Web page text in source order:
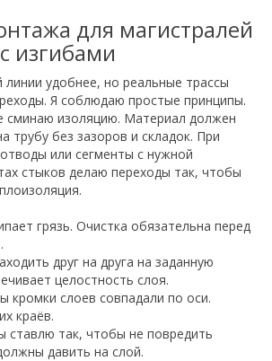
для магистралей
изгибами
удобнее, но реальные трассы
Я соблюдаю простые принципы.
сминаю изоляцию. Материал должен
трубу без зазоров и складок. При
или сегменты с нужной
стыков делаю переходы так, чтобы
грязь. Очистка обязательна перед
друг на друга на заданную
целостность слоя.
кромки слоев совпадали по оси.
краёв.
ставлю так, чтобы не повредить
давить на слой.